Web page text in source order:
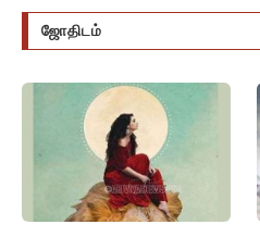
ஜோதிடம்